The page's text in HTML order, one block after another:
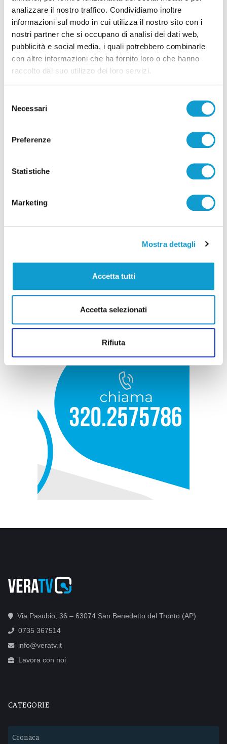
analizzare il nostro traffico. Condividiamo inoltre
informazioni sul modo in cui utilizza il nostro sito con i
nostri partner che si occupano di analisi dei dati web,
pubblicità e social media, i quali potrebbero combinarle
con altre informazioni che ha fornito loro o che hanno
raccolto dal suo utilizzo dei loro servizi.
delNecessari
Preferenze
Statistiche
Marketing
Mostra dettagli
Accetta tutti
Accetta selezionati
Rifiuta
Via Pasubio, 36 – 63074 San Benedetto del Tronto (AP)
0735 367514
info@veratv.it
Lavora con noi
CATEGORIE
Cronaca